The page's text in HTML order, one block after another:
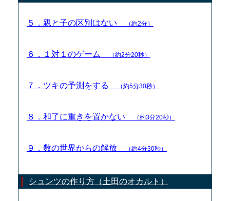
５．親と子の区別はない （約2分）
６．１対１のゲーム （約2分20秒）
７．ツキの予測をする （約5分30秒）
８．和了に重きを置かない （約3分20秒）
９．数の世界からの解放 （約4分30秒）
シュンツの作り方（土田のオカルト）